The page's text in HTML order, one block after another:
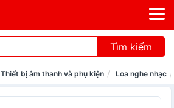
Tìm kiếm
Thiết bị âm thanh và phụ kiện Loa nghe nhạc